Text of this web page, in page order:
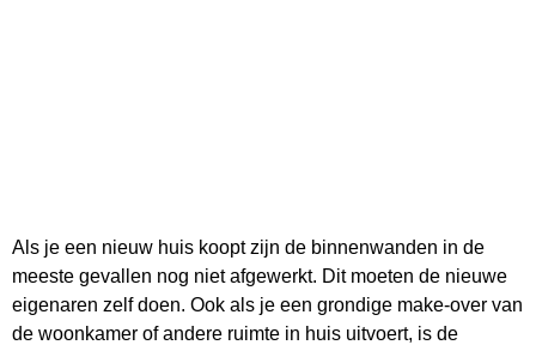
Als je een nieuw huis koopt zijn de binnenwanden in de
meeste gevallen nog niet afgewerkt. Dit moeten de nieuwe
eigenaren zelf doen. Ook als je een grondige make-over van
de woonkamer of andere ruimte in huis uitvoert, is de